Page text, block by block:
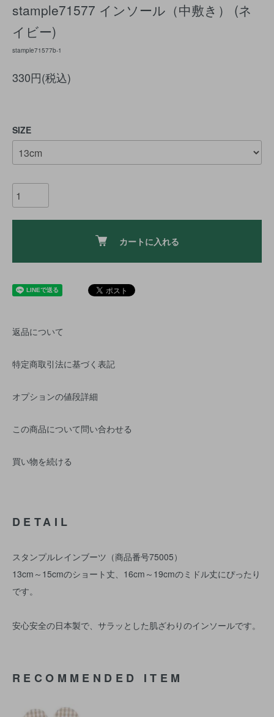
stample71577 インソール（中敷き） (ネ
イビー)
stample71577b-1
330円(税込)
SIZE
カートに入れる
返品について
特定商取引法に基づく表記
オプションの値段詳細
この商品について問い合わせる
買い物を続ける
DETAIL
スタンプルレインブーツ（商品番号75005）
13cm～15cmのショート丈、16cm～19cmのミドル丈にぴったり
です。
安心安全の日本製で、サラッとした肌ざわりのインソールです。
RECOMMENDED ITEM